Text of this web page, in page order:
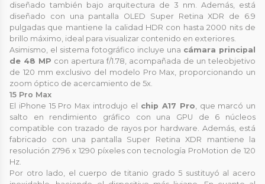
diseñado también bajo arquitectura de 3 nm. Además, está
diseñado con una pantalla OLED Super Retina XDR de 6.9
pulgadas que mantiene la calidad HDR con hasta 2000 nits de
brillo máximo, ideal para visualizar contenido en exteriores.
Asimismo, el sistema fotográfico incluye una cámara principal
de 48 MP con apertura f/1.78, acompañada de un teleobjetivo
de 120 mm exclusivo del modelo Pro Max, proporcionando un
zoom óptico de acercamiento de 5x.
15 Pro Max
El iPhone 15 Pro Max introdujo el
chip A17 Pro, que marcó un
salto en rendimiento gráfico con una GPU de 6 núcleos
compatible con trazado de rayos por hardware. Además, está
fabricado con una pantalla Super Retina XDR mantiene la
resolución 2796 x 1290 píxeles con tecnología ProMotion de 120
Hz.
Por otro lado, el cuerpo de titanio grado 5 sustituyó al acero